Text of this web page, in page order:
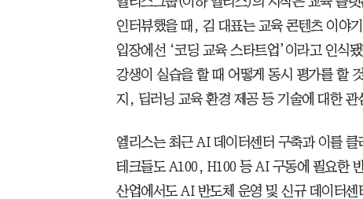
인터뷰했을 때, 김 대표는 교육 콘텐츠 이야
입장에선 ‘코딩 교육 스타트업’이라고 인식
강생이 실습을 할 때 어떻게 동시 평가를 할
지, 딥러닝 교육 환경 제공 등 기술에 대한 관
엘리스는 최근 AI 데이터센터 구축과 이를
테크들도 A100, H100 등 AI 구동에 필요한
산업에서도 AI 반도체 운영 및 신규 데이터